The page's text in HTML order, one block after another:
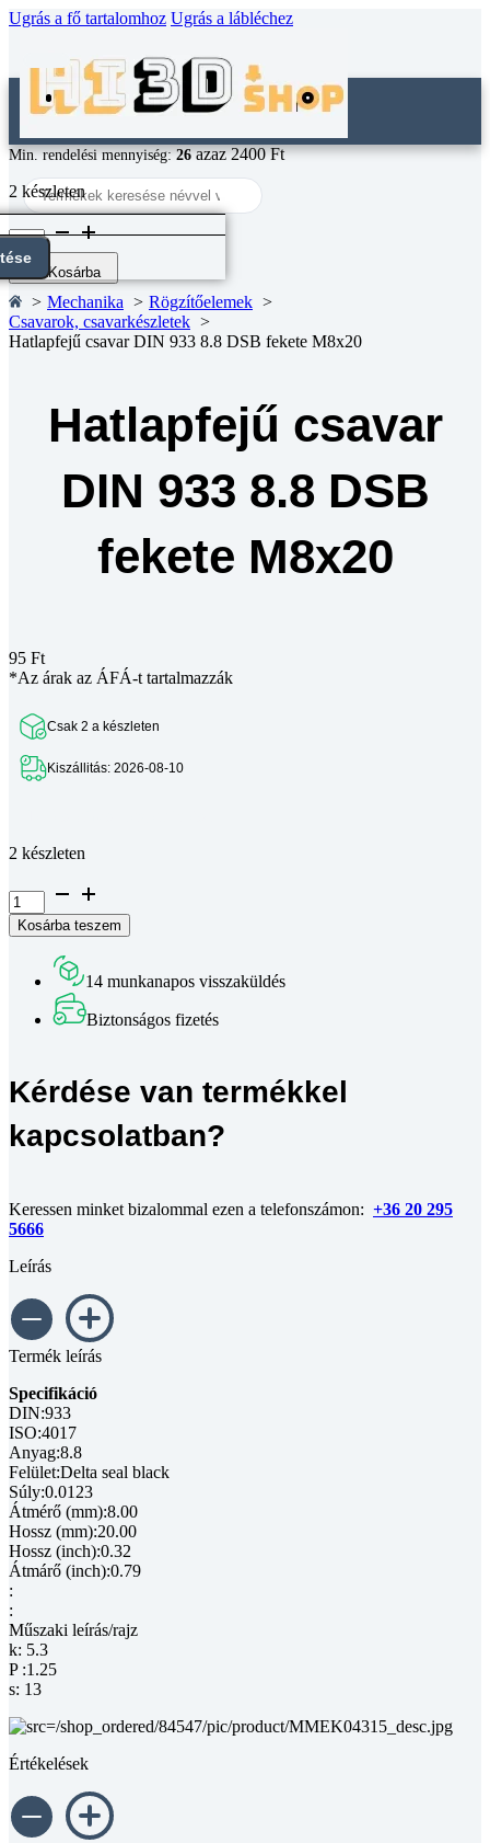
Ugrás a fő tartalomhoz Ugrás a lábléchez
Search
...
Min. rendelési mennyiség:26azaz 2400 Ft
2 készleten
Hatlapfejű
csavar
DIN
933
8.8
DSB
fekete
Kosárba
Mechanika
Rögzítőelemek
Csavarok, csavarkészletek
Hatlapfejű csavar DIN 933 8.8 DSB fekete M8x20
Hatlapfejű csavar
DIN 933 8.8 DSB
fekete M8x20
95 Ft
*Az árak az ÁFÁ-t tartalmazzák
Csak 2 a készleten
Kiszállitás: 2026-08-10
2 készleten
Hatlapfejű
csavar
DIN
DSB
M8x20
Kosárba teszem
14 munkanapos visszaküldés
Biztonságos fizetés
Kérdése van termékkel
kapcsolatban?
Keressen minket bizalommal ezen a telefonszámon: +36 20 295
5666
Leírás
Termék leírás
Specifikáció
DIN:933
ISO:4017
Anyag:8.8
Felület:Delta seal black
Súly:0.0123
Átmérő (mm):8.00
Hossz (mm):20.00
Hossz (inch):0.32
Átmárő (inch):0.79
:
:
Műszaki leírás/rajz
k: 5.3
P :1.25
s: 13
Értékelések